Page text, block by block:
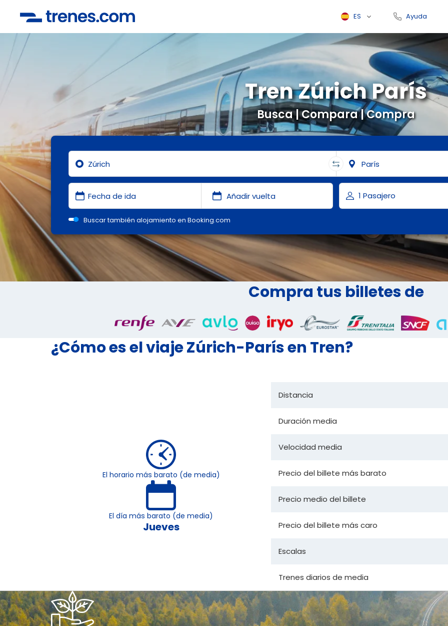
ES Ayuda
Busca | Compara | Compra
Tren Zúrich París
Buscar también alojamiento en Booking.com
Compra tus billetes de
¿Cómo es el viaje Zúrich-París en Tren?
El horario más barato (de media)
El día más barato (de media)
Jueves
Distancia
Duración media
Velocidad media
Precio del billete más barato
Precio medio del billete
Precio del billete más caro
Escalas
Trenes diarios de media